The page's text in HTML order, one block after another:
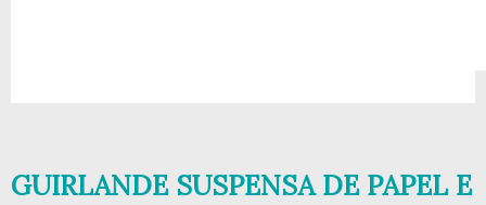
GUIRLANDE SUSPENSA DE PAPEL E